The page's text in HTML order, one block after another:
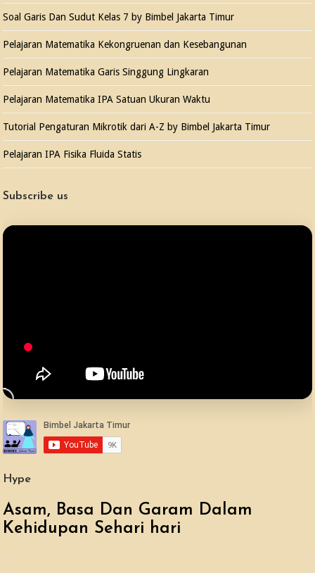
Soal Garis Dan Sudut Kelas 7 by Bimbel Jakarta Timur
Pelajaran Matematika Kekongruenan dan Kesebangunan
Pelajaran Matematika Garis Singgung Lingkaran
Pelajaran Matematika IPA Satuan Ukuran Waktu
Tutorial Pengaturan Mikrotik dari A-Z by Bimbel Jakarta Timur
Pelajaran IPA Fisika Fluida Statis
Subscribe us
Hype
Asam, Basa Dan Garam Dalam
Kehidupan Sehari hari